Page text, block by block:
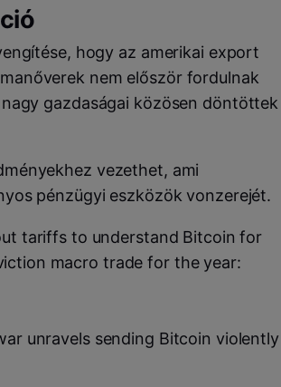
hogy az amerikai export
nem először fordulnak
gazdaságai közösen döntöttek
vezethet, ami
pénzügyi eszközök vonzerejét.
tariffs to understand Bitcoin for
macro trade for the year:
unravels sending Bitcoin violently